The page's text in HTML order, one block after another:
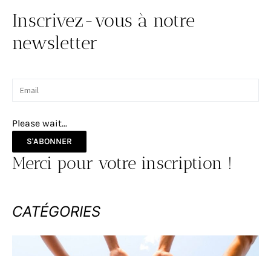
Inscrivez-vous à notre
newsletter
Please wait...
S'ABONNER
Merci pour votre inscription !
CATÉGORIES